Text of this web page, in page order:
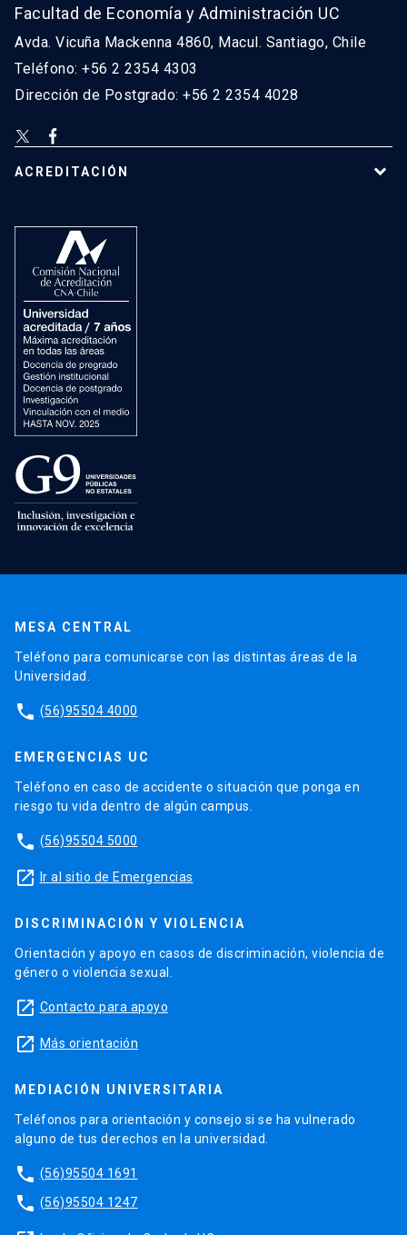
Facultad de Economía y Administración UC
Avda. Vicuña Mackenna 4860, Macul. Santiago, Chile
Teléfono: +56 2 2354 4303
Dirección de Postgrado: +56 2 2354 4028
ACREDITACIÓN
MESA CENTRAL
Teléfono para comunicarse con las distintas áreas de la
Universidad.
phone (56)95504 4000
EMERGENCIAS UC
Teléfono en caso de accidente o situación que ponga en
riesgo tu vida dentro de algún campus.
phone (56)95504 5000
launch Ir al sitio de Emergencias
DISCRIMINACIÓN Y VIOLENCIA
Orientación y apoyo en casos de discriminación, violencia de
género o violencia sexual.
launch Contacto para apoyo
launch Más orientación
MEDIACIÓN UNIVERSITARIA
Teléfonos para orientación y consejo si se ha vulnerado
alguno de tus derechos en la universidad.
phone (56)95504 1691
phone (56)95504 1247